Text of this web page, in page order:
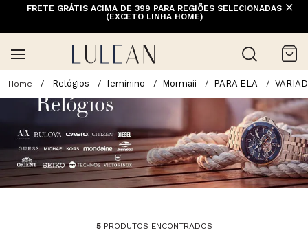
FRETE GRÁTIS ACIMA DE 399 PARA REGIÕES SELECIONADAS
(EXCETO LINHA HOME)
Relógios feminino Mormaii PARA ELA
5PRODUTOS ENCONTRADOS